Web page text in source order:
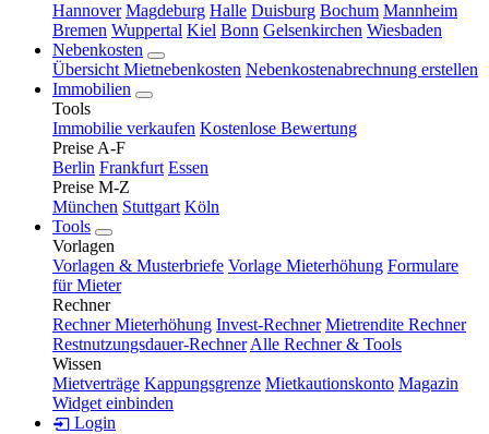
Hannover Magdeburg Halle Duisburg Bochum Mannheim
Bremen Wuppertal Kiel Bonn Gelsenkirchen Wiesbaden
Nebenkosten
Übersicht Mietnebenkosten Nebenkostenabrechnung erstellen
Immobilien
Tools
Immobilie verkaufen Kostenlose Bewertung
Preise A-F
Berlin Frankfurt Essen
Preise M-Z
München Stuttgart Köln
Tools
Vorlagen
Vorlagen & Musterbriefe Vorlage Mieterhöhung Formulare
für Mieter
Rechner
Rechner Mieterhöhung Invest-Rechner Mietrendite Rechner
Restnutzungsdauer-Rechner Alle Rechner & Tools
Wissen
Mietverträge Kappungsgrenze Mietkautionskonto Magazin
Widget einbinden
Login